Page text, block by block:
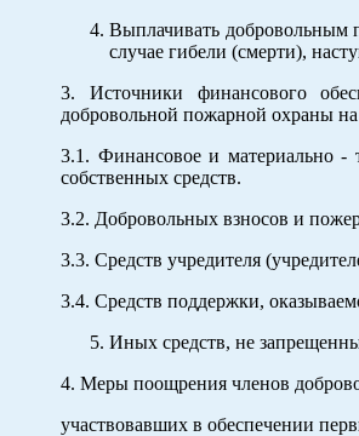
Выплачивать добровольным
случае гибели (смерти),
3. Источники финансового
добровольной пожарной охраны
3.1. Финансовое и материально -
собственных средств.
3.2. Добровольных взносов и
3.3. Средств учредителя
3.4. Средств поддержки,
Иных средств, не
4. Меры поощрения членов
участвовавших в обеспечении